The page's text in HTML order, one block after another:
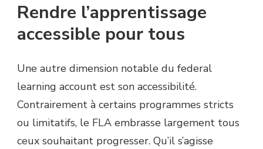
Rendre l’apprentissage
accessible pour tous
Une autre dimension notable du federal
learning account est son accessibilité.
Contrairement à certains programmes stricts
ou limitatifs, le FLA embrasse largement tous
ceux souhaitant progresser. Qu’il s’agisse